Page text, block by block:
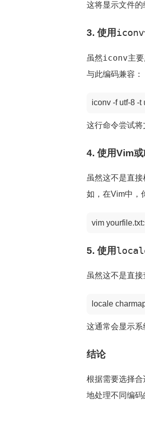
这将显示文件的
3. 使用iconv
虽然iconv主
与此编码兼容：
iconv -f utf-8 -
这行命令尝试
4. 使用Vim
虽然这不是直
如，在Vim中，
vim
5. 使用
虽然这不是直
locale
这通常会显示系
结论
根据需要选择
地处理不同编